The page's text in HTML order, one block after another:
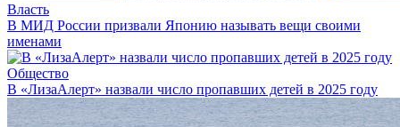
Власть
В МИД России призвали Японию называть вещи своими
именами
Общество
В «ЛизаАлерт» назвали число пропавших детей в 2025 году